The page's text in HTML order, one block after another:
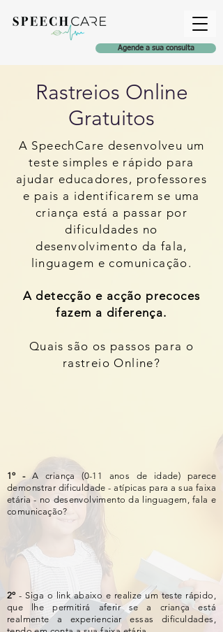
Agende a sua consulta
Rastreios Online
Gratuitos
A SpeechCare desenvolveu um
teste simples e rápido para
ajudar educadores, professores
e pais a identificarem se uma
criança está a passar por
dificuldades no
desenvolvimento da fala,
linguagem e comunicação.
A detecção e acção precoces
fazem a diferença.
Quais são os passos para o
rastreio Online?
1º -A criança (0-11 anos de idade) parece
demonstrar dificuldade - atípicas para a sua faixa
etária - no desenvolvimento da linguagem, fala e
comunicação?
2º - Siga o link abaixo e realize um teste rápido,
que lhe permitirá aferir se a criança está
realmente a experienciar essas dificuldades,